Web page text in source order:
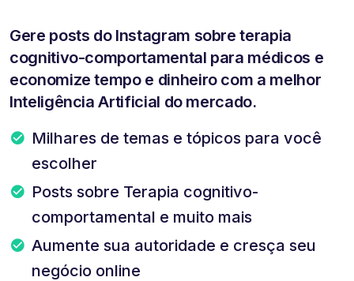
Gere posts do Instagram sobre terapia
cognitivo-comportamental para médicos e
economize tempo e dinheiro com a melhor
Inteligência Artificial do mercado.
Milhares de temas e tópicos para você
escolher
Posts sobre Terapia cognitivo-
comportamental e muito mais
Aumente sua autoridade e cresça seu
negócio online